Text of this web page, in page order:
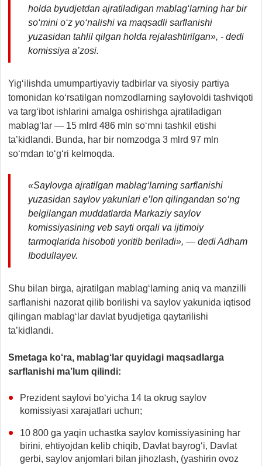
holda byudjetdan ajratiladigan mablag‘larning har bir
so‘mini o‘z yo‘nalishi va maqsadli sarflanishi
yuzasidan tahlil qilgan holda rejalashtirilgan», - dedi
komissiya a’zosi.
Yig‘ilishda umumpartiyaviy tadbirlar va siyosiy partiya
tomonidan ko‘rsatilgan nomzodlarning saylovoldi tashviqoti
va targ‘ibot ishlarini amalga oshirishga ajratiladigan
mablag‘lar — 15 mlrd 486 mln so‘mni tashkil etishi
ta’kidlandi. Bunda, har bir nomzodga 3 mlrd 97 mln
so‘mdan to‘g‘ri kelmoqda.
«Saylovga ajratilgan mablag‘larning sarflanishi
yuzasidan saylov yakunlari e’lon qilingandan so‘ng
belgilangan muddatlarda Markaziy saylov
komissiyasining veb sayti orqali va ijtimoiy
tarmoqlarida hisoboti yoritib beriladi», — dedi Adham
Ibodullayev.
Shu bilan birga, ajratilgan mablag‘larning aniq va manzilli
sarflanishi nazorat qilib borilishi va saylov yakunida iqtisod
qilingan mablag‘lar davlat byudjetiga qaytarilishi
ta’kidlandi.
Smetaga ko‘ra, mablag‘lar quyidagi maqsadlarga
sarflanishi ma’lum qilindi:
Prezident saylovi bo‘yicha 14 ta okrug saylov
komissiyasi xarajatlari uchun;
10 800 ga yaqin uchastka saylov komissiyasining har
birini, ehtiyojdan kelib chiqib, Davlat bayrog‘i, Davlat
gerbi, saylov anjomlari bilan jihozlash, (yashirin ovoz